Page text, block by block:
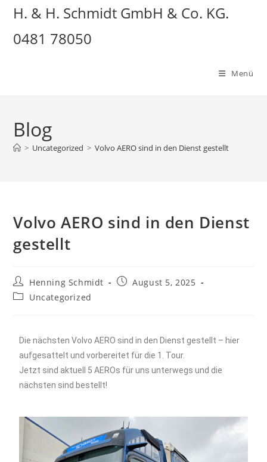
H. & H. Schmidt GmbH & Co. KG.
0481 78050
Menü
Blog
> Uncategorized > Volvo AERO sind in den Dienst gestellt
Volvo AERO sind in den Dienst
gestellt
Henning Schmidt
August 5, 2025
Uncategorized
Die nächsten Volvo AERO sind in den Dienst gestellt – hier
aufgesattelt und vorbereitet für die 1. Tour.
Jetzt sind aktuell 5 AEROs für uns unterwegs und die
nächsten sind bestellt!